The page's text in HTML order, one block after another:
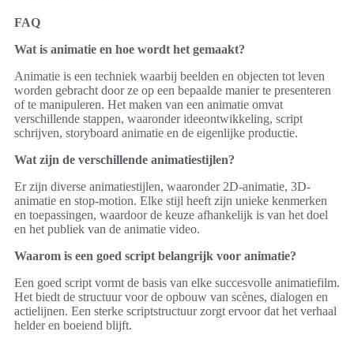
FAQ
Wat is animatie en hoe wordt het gemaakt?
Animatie is een techniek waarbij beelden en objecten tot leven
worden gebracht door ze op een bepaalde manier te presenteren
of te manipuleren. Het maken van een animatie omvat
verschillende stappen, waaronder ideeontwikkeling, script
schrijven, storyboard animatie en de eigenlijke productie.
Wat zijn de verschillende animatiestijlen?
Er zijn diverse animatiestijlen, waaronder 2D-animatie, 3D-
animatie en stop-motion. Elke stijl heeft zijn unieke kenmerken
en toepassingen, waardoor de keuze afhankelijk is van het doel
en het publiek van de animatie video.
Waarom is een goed script belangrijk voor animatie?
Een goed script vormt de basis van elke succesvolle animatiefilm.
Het biedt de structuur voor de opbouw van scènes, dialogen en
actielijnen. Een sterke scriptstructuur zorgt ervoor dat het verhaal
helder en boeiend blijft.